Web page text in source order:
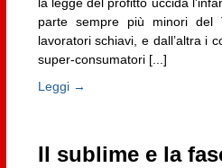
la legge del profitto uccida
parte sempre più minori del
lavoratori schiavi, e dall’altra i
super-consumatori [...]
Leggi →
Il sublime e la